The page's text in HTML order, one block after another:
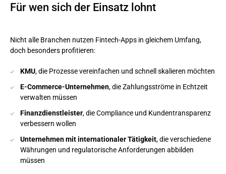
Für wen sich der Einsatz lohnt
Nicht alle Branchen nutzen Fintech-Apps in gleichem Umfang,
doch besonders profitieren:
KMU, die Prozesse vereinfachen und schnell skalieren möchten
E-Commerce-Unternehmen, die Zahlungsströme in Echtzeit
verwalten müssen
Finanzdienstleister, die Compliance und Kundentransparenz
verbessern wollen
Unternehmen mit internationaler Tätigkeit, die verschiedene
Währungen und regulatorische Anforderungen abbilden
müssen